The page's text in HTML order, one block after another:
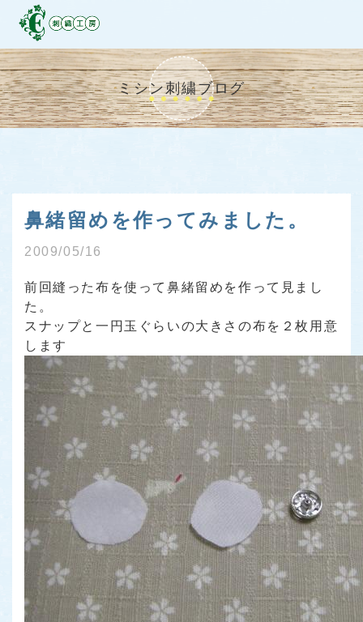
ミシン刺繍ブログ
鼻緒留めを作ってみました。
2009/05/16
前回縫った布を使って鼻緒留めを作って見まし
た。
スナップと一円玉ぐらいの大きさの布を２枚用意
します